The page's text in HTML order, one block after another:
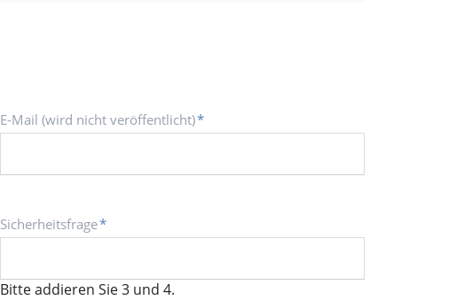
Pflichtfeld
E-Mail (wird nicht veröffentlicht)*
Pflichtfeld
Sicherheitsfrage*
Bitte addieren Sie 3 und 4.